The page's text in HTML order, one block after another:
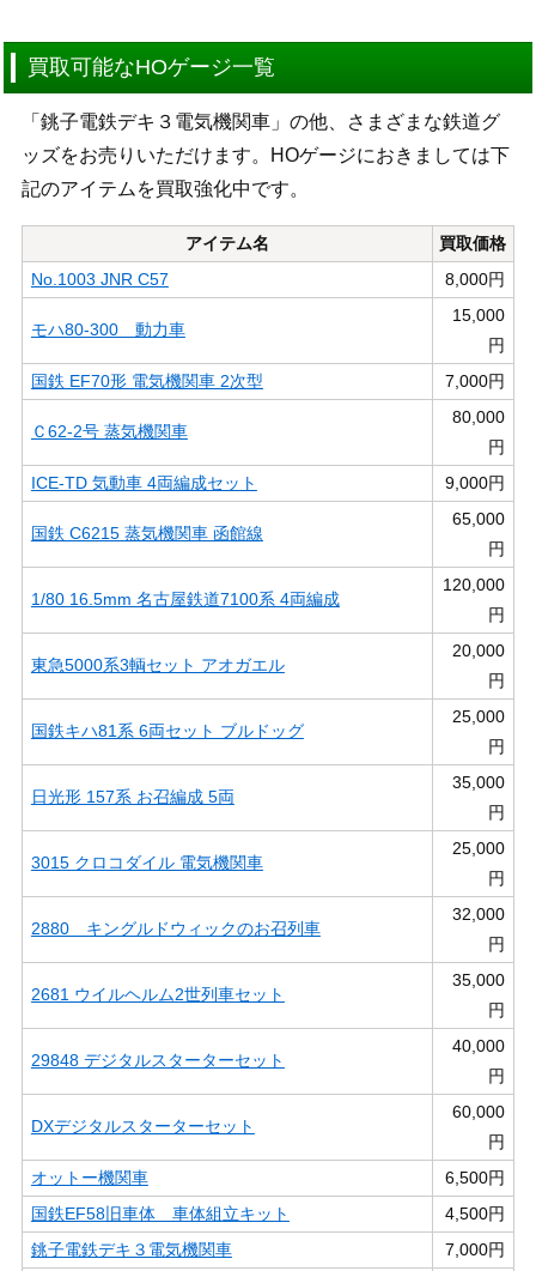
買取可能なHOゲージ一覧
「銚子電鉄デキ３電気機関車」の他、さまざまな鉄道グ
ッズをお売りいただけます。HOゲージにおきましては下
記のアイテムを買取強化中です。
アイテム名
買取価格
No.1003 JNR C57
8,000円
モハ80-300 動力車
15,000
円
国鉄 EF70形 電気機関車 2次型
7,000円
Ｃ62-2号 蒸気機関車
80,000
円
ICE-TD 気動車 4両編成セット
9,000円
国鉄 C6215 蒸気機関車 函館線
65,000
円
1/80 16.5mm 名古屋鉄道7100系 4両編成
120,000
円
東急5000系3輌セット アオガエル
20,000
円
国鉄キハ81系 6両セット ブルドッグ
25,000
円
日光形 157系 お召編成 5両
35,000
円
3015 クロコダイル 電気機関車
25,000
円
2880 キングルドウィックのお召列車
32,000
円
2681 ウイルヘルム2世列車セット
35,000
円
29848 デジタルスターターセット
40,000
円
DXデジタルスターターセット
60,000
円
オットー機関車
6,500円
国鉄EF58旧車体 車体組立キット
4,500円
銚子電鉄デキ３電気機関車
7,000円